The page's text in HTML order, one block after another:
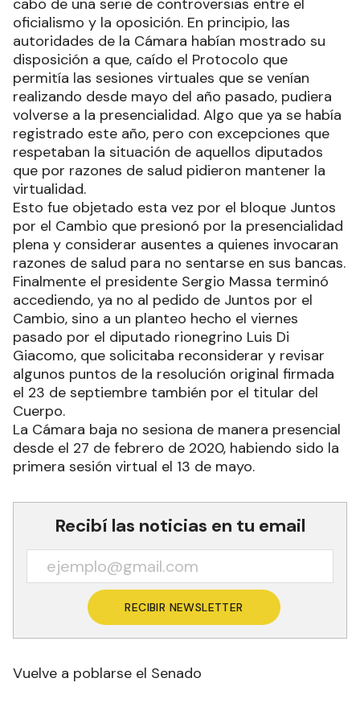
cabo de una serie de controversias entre el
oficialismo y la oposición. En principio, las
autoridades de la Cámara habían mostrado su
disposición a que, caído el Protocolo que
permitía las sesiones virtuales que se venían
realizando desde mayo del año pasado, pudiera
volverse a la presencialidad. Algo que ya se había
registrado este año, pero con excepciones que
respetaban la situación de aquellos diputados
que por razones de salud pidieron mantener la
virtualidad.
Esto fue objetado esta vez por el bloque Juntos
por el Cambio que presionó por la presencialidad
plena y considerar ausentes a quienes invocaran
razones de salud para no sentarse en sus bancas.
Finalmente el presidente Sergio Massa terminó
accediendo, ya no al pedido de Juntos por el
Cambio, sino a un planteo hecho el viernes
pasado por el diputado rionegrino Luis Di
Giacomo, que solicitaba reconsiderar y revisar
algunos puntos de la resolución original firmada
el 23 de septiembre también por el titular del
Cuerpo.
La Cámara baja no sesiona de manera presencial
desde el 27 de febrero de 2020, habiendo sido la
primera sesión virtual el 13 de mayo.
Recibí las noticias en tu email
RECIBIR NEWSLETTER
Vuelve a poblarse el Senado